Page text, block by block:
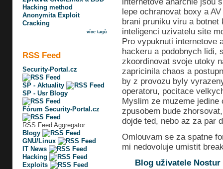
Hacking method
Anonymita Exploit
Cracking
více tagů
RSS Feed
Security-Portal.cz
SP - Aktuality
SP - Usr Blogy
Fórum Security-Portal.cz
RSS Feed Aggregator:
Blogy
GNU/Linux
IT News
Hacking
Exploits
lepe ochranovat boxy a
brani pruniku viru a
inteligenci uzivatelu site
Pro vypuknuti internetove
hackeru a podobnych lidi,
zkoordinovat svoje utoky
zapricinila chaos a
by z provozu byly
operatoru, pocitace
Myslim ze muzeme
zpusobem bude
dojde ted, nebo az za par
Omlouvam se za spatne
mi nedovoluje umistit
Blog uživatele Nostur